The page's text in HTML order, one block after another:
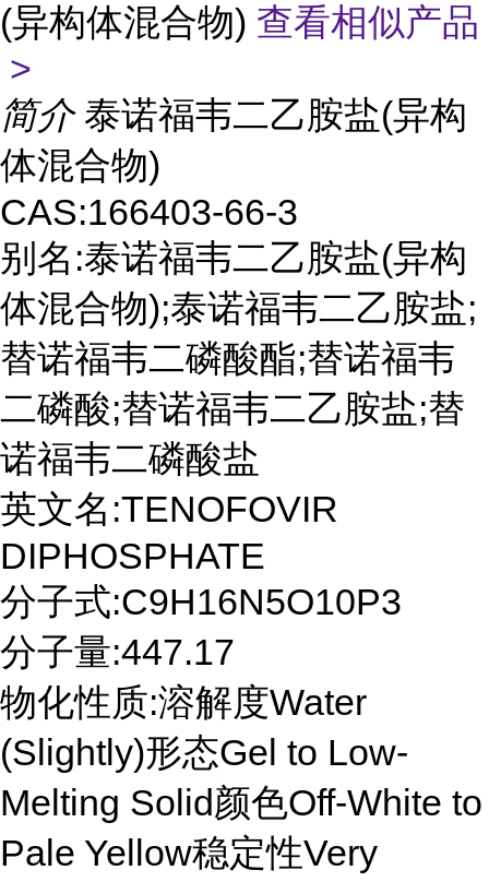
(异构体混合物) 查看相似产品
>
简介 泰诺福韦二乙胺盐(异构
体混合物)
CAS:166403-66-3
别名:泰诺福韦二乙胺盐(异构
体混合物);泰诺福韦二乙胺盐;
替诺福韦二磷酸酯;替诺福韦
二磷酸;替诺福韦二乙胺盐;替
诺福韦二磷酸盐
英文名:TENOFOVIR
DIPHOSPHATE
分子式:C9H16N5O10P3
分子量:447.17
物化性质:溶解度Water
(Slightly)形态Gel to Low-
Melting Solid颜色Off-White to
Pale Yellow稳定性Very